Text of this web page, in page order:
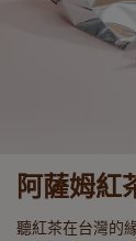
阿薩姆紅
聽紅茶在台灣的